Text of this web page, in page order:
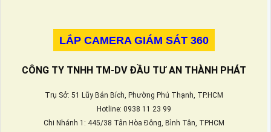
LẮP CAMERA GIÁM SÁT 360
CÔNG TY TNHH TM-DV ĐẦU TƯ AN THÀNH PHÁT
Trụ Sở: 51 Lũy Bán Bích, Phường Phú Thạnh, TP.HCM
Hotline: 0938 11 23 99
Chi Nhánh 1: 445/38 Tân Hòa Đông, Bình Tân, TPHCM